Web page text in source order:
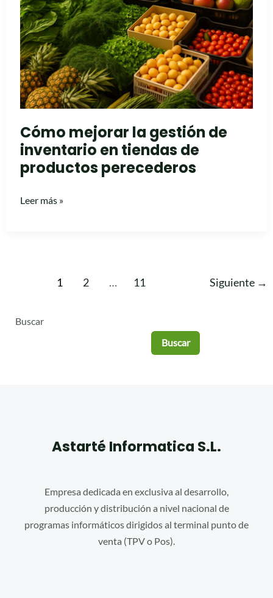
Cómo mejorar la gestión de
inventario en tiendas de
productos perecederos
gestión
de
inventario
en
tiendas
de
productos
perecederos
Leer más »
1 2 … 11 Siguiente →
Buscar
Buscar
Astarté Informatica S.L.
Empresa dedicada en exclusiva al desarrollo,
producción y distribución a nivel nacional de
programas informáticos dirigidos al terminal punto de
venta (TPV o Pos).